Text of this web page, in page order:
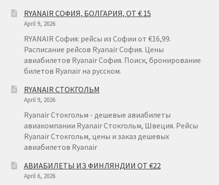
ГДАНЬСК
RYANAIR СОФИЯ, БОЛГАРИЯ, ОТ € 15
April 9, 2026
RYANAIR София: рейсы из Софии от €16,99.
Расписание рейсов Ryanair София. Цены
авиабилетов Ryanair София. Поиск, бронирование
билетов Ryanair на русском.
RYANAIR СТОКГОЛЬМ
April 9, 2026
Ryanair Стокгольм - дешевые авиабилеты
авиакомпании Ryanair Стокгольм, Швеция. Рейсы
Ryanair Стокгольм, цены и заказ дешевых
авиабилетов Ryanair
АВИАБИЛЕТЫ ИЗ ФИНЛЯНДИИ ОТ €22
April 6, 2026